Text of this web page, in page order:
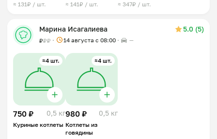
≈ 131₽ / шт.
≈ 141₽ / шт.
≈ 347₽ / шт.
Марина Исагалиева 5.0 (5)
₽₽₽ 14 августа с 08:00 —
≈4 шт.
750 ₽ 0,5 кг
Куриные котлеты
≈4 шт.
980 ₽ 0,5 кг
Котлеты из
говядины